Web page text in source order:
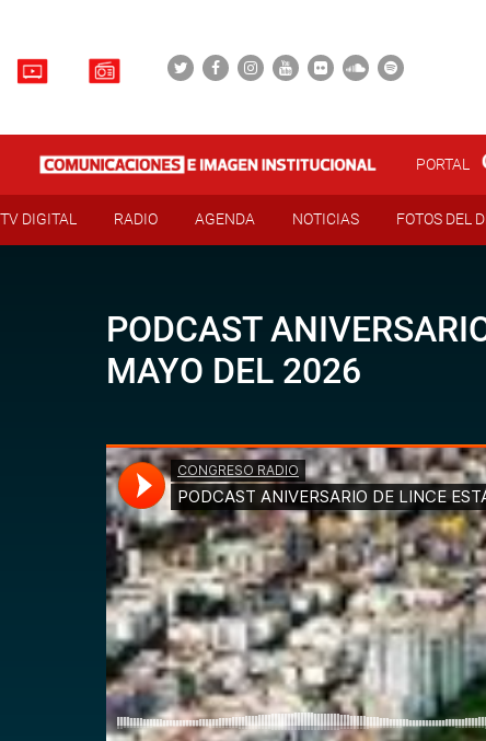
PORTAL
TV DIGITAL RADIO AGENDA NOTICIAS FOTOS DEL
PODCAST
MAYO DEL 2026